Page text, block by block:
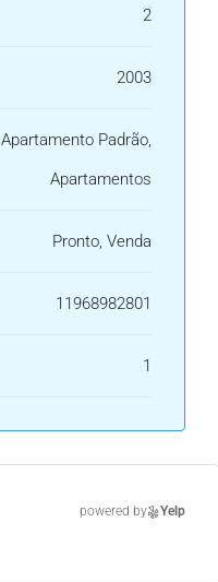
2
2003
Apartamento Padrão,
Apartamentos
Pronto, Venda
11968982801
1
powered by Yelp